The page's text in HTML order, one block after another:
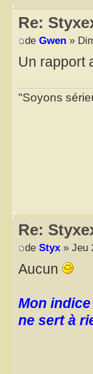
Re:
de Gwen »
Un rapport
"Soyons
Re:
de Styx » Jeu
Aucun
Mon
ne sert à